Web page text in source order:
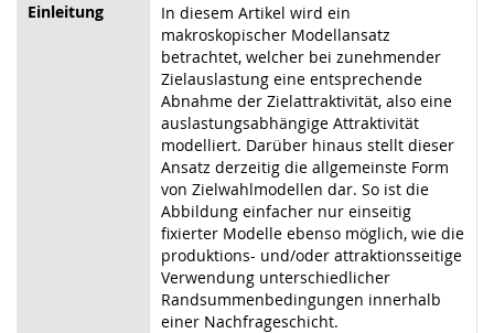
Einleitung
In diesem Artikel wird ein
makroskopischer Modellansatz
betrachtet, welcher bei zunehmender
Zielauslastung eine entsprechende
Abnahme der Zielattraktivität, also eine
auslastungsabhängige Attraktivität
modelliert. Darüber hinaus stellt dieser
Ansatz derzeitig die allgemeinste Form
von Zielwahlmodellen dar. So ist die
Abbildung einfacher nur einseitig
fixierter Modelle ebenso möglich, wie die
produktions- und/oder attraktionsseitige
Verwendung unterschiedlicher
Randsummenbedingungen innerhalb
einer Nachfrageschicht.